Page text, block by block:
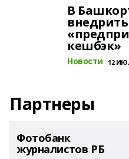
В
внедрить
кешбэк»
Новости 12
Партнеры
Фотобанк
журналистов РБ